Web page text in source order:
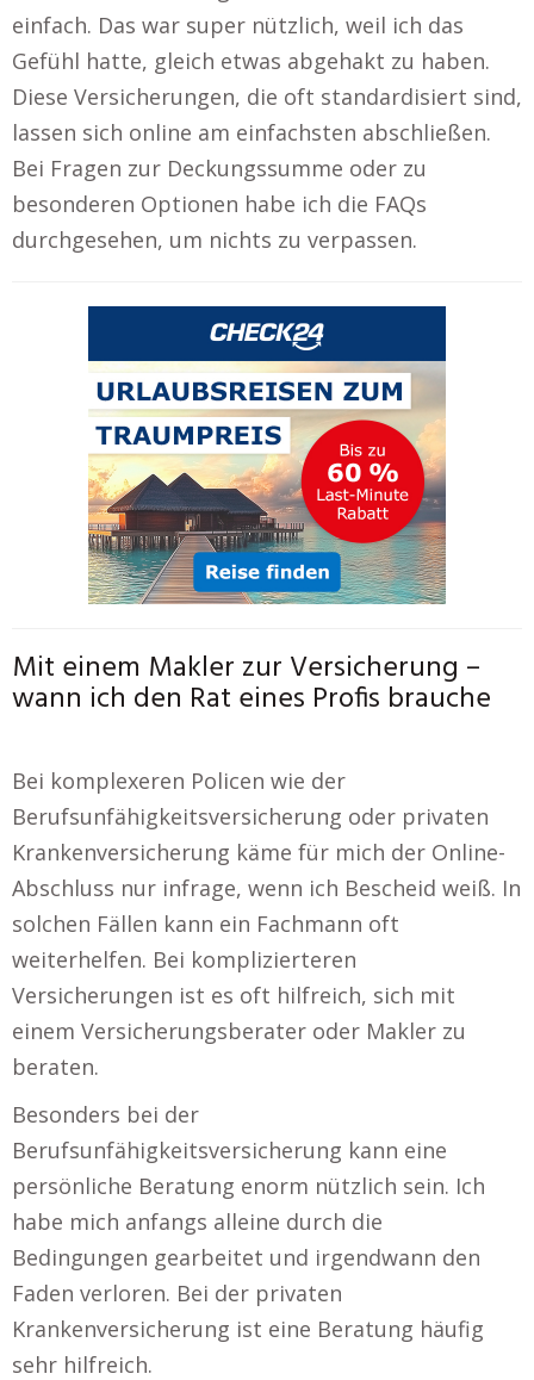
einfach. Das war super nützlich, weil ich das
Gefühl hatte, gleich etwas abgehakt zu haben.
Diese Versicherungen, die oft standardisiert sind,
lassen sich online am einfachsten abschließen.
Bei Fragen zur Deckungssumme oder zu
besonderen Optionen habe ich die FAQs
durchgesehen, um nichts zu verpassen.
Mit einem Makler zur Versicherung –
wann ich den Rat eines Profis brauche
Bei komplexeren Policen wie der
Berufsunfähigkeitsversicherung oder privaten
Krankenversicherung käme für mich der Online-
Abschluss nur infrage, wenn ich Bescheid weiß. In
solchen Fällen kann ein Fachmann oft
weiterhelfen. Bei komplizierteren
Versicherungen ist es oft hilfreich, sich mit
einem Versicherungsberater oder Makler zu
beraten.
Besonders bei der
Berufsunfähigkeitsversicherung kann eine
persönliche Beratung enorm nützlich sein. Ich
habe mich anfangs alleine durch die
Bedingungen gearbeitet und irgendwann den
Faden verloren. Bei der privaten
Krankenversicherung ist eine Beratung häufig
sehr hilfreich.